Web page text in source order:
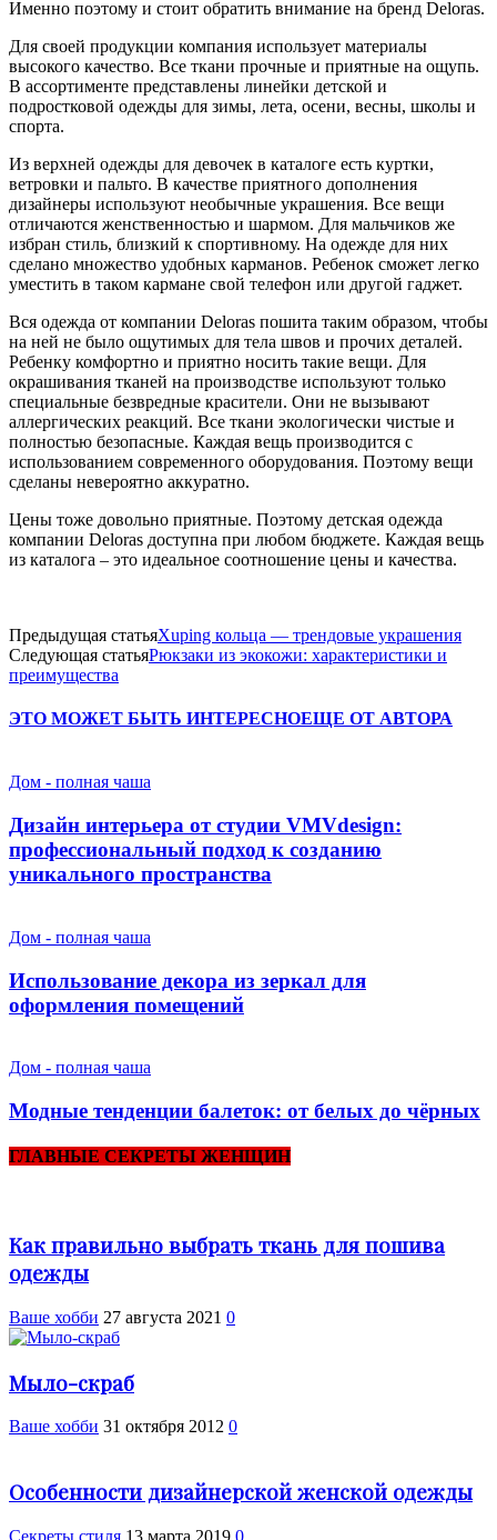
Именно поэтому и стоит обратить внимание на бренд Deloras.
Для своей продукции компания использует материалы
высокого качество. Все ткани прочные и приятные на ощупь.
В ассортименте представлены линейки детской и
подростковой одежды для зимы, лета, осени, весны, школы и
спорта.
Из верхней одежды для девочек в каталоге есть куртки,
ветровки и пальто. В качестве приятного дополнения
дизайнеры используют необычные украшения. Все вещи
отличаются женственностью и шармом. Для мальчиков же
избран стиль, близкий к спортивному. На одежде для них
сделано множество удобных карманов. Ребенок сможет легко
уместить в таком кармане свой телефон или другой гаджет.
Вся одежда от компании Deloras пошита таким образом, чтобы
на ней не было ощутимых для тела швов и прочих деталей.
Ребенку комфортно и приятно носить такие вещи. Для
окрашивания тканей на производстве используют только
специальные безвредные красители. Они не вызывают
аллергических реакций. Все ткани экологически чистые и
полностью безопасные. Каждая вещь производится с
использованием современного оборудования. Поэтому вещи
сделаны невероятно аккуратно.
Цены тоже довольно приятные. Поэтому детская одежда
компании Deloras доступна при любом бюджете. Каждая вещь
из каталога – это идеальное соотношение цены и качества.
Предыдущая статьяXuping кольца — трендовые украшения
Следующая статьяРюкзаки из экокожи: характеристики и
преимущества
ЭТО МОЖЕТ БЫТЬ ИНТЕРЕСНОЕЩЕ ОТ АВТОРА
Дом - полная чаша
Дизайн интерьера от студии VMVdesign:
профессиональный подход к созданию
уникального пространства
Дом - полная чаша
Использование декора из зеркал для
оформления помещений
Дом - полная чаша
Модные тенденции балеток: от белых до чёрных
ГЛАВНЫЕ СЕКРЕТЫ ЖЕНЩИН
Как правильно выбрать ткань для пошива
одежды
Ваше хобби 27 августа 2021 0
Мыло-скраб
Ваше хобби 31 октября 2012 0
Особенности дизайнерской женской одежды
Секреты стиля 13 марта 2019 0